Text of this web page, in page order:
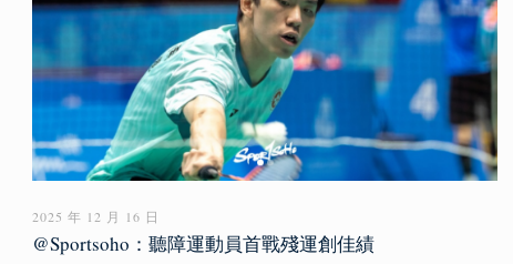
2025 年 12 月 16 日
@Sportsoho：聽障運動員首戰殘運創佳績